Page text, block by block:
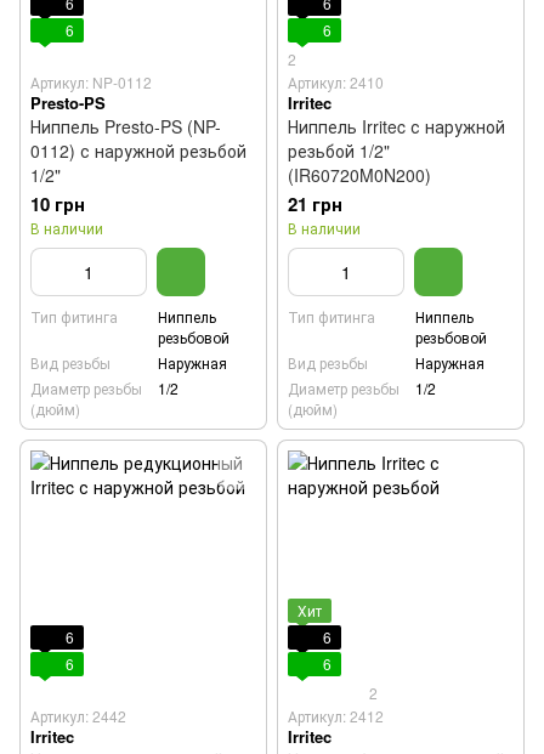
6
Артикул: NP-0112
Presto-PS
Ниппель Presto-PS (NP-
0112) с наружной резьбой
1/2"
10 грн
В наличии
Тип фитинга
Ниппель
резьбовой
Вид резьбы
Наружная
Диаметр резьбы
(дюйм)
1/2
6
2
Артикул: 2410
Irritec
Ниппель Irritec с наружной
резьбой 1/2"
(IR60720M0N200)
21 грн
В наличии
Тип фитинга
Ниппель
резьбовой
Вид резьбы
Наружная
Диаметр резьбы
(дюйм)
1/2
6
6
Артикул: 2442
Irritec
Хит
6
6
2
Артикул: 2412
Irritec